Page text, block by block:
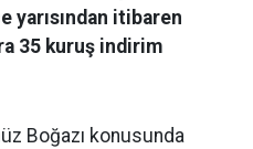
yarısından itibaren
35 kuruş indirim
Boğazı konusunda